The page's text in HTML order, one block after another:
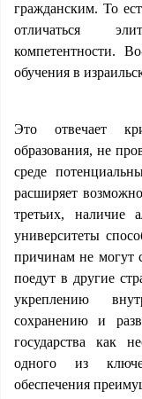
гражданским. То
отличаться
компетентности.
обучения в
Это отвечает
образования, не
среде
расширяет
третьих, наличие
университеты
причинам не могут
поедут в другие
укреплению
сохранению и
государства как
одного из
обеспечения